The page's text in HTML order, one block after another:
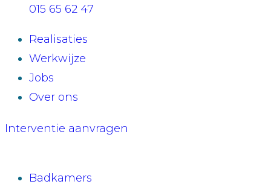
015 65 62 47
Realisaties
Werkwijze
Jobs
Over ons
Interventie aanvragen
Badkamers